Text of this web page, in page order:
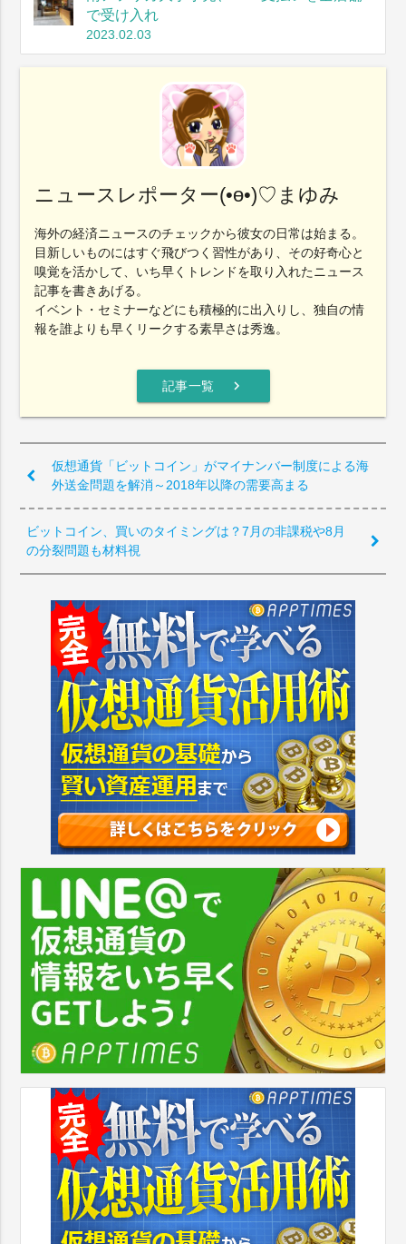
で受け入れ
2023.02.03
ニュースレポーター(•ө•)♡まゆみ
海外の経済ニュースのチェックから彼女の日常は始まる。
目新しいものにはすぐ飛びつく習性があり、その好奇心と
嗅覚を活かして、いち早くトレンドを取り入れたニュース
記事を書きあげる。
イベント・セミナーなどにも積極的に出入りし、独自の情
報を誰よりも早くリークする素早さは秀逸。
記事一覧 chevron_right
仮想通貨「ビットコイン」がマイナンバー制度による海
外送金問題を解消～2018年以降の需要高まる
ビットコイン、買いのタイミングは？7月の非課税や8月
の分裂問題も材料視